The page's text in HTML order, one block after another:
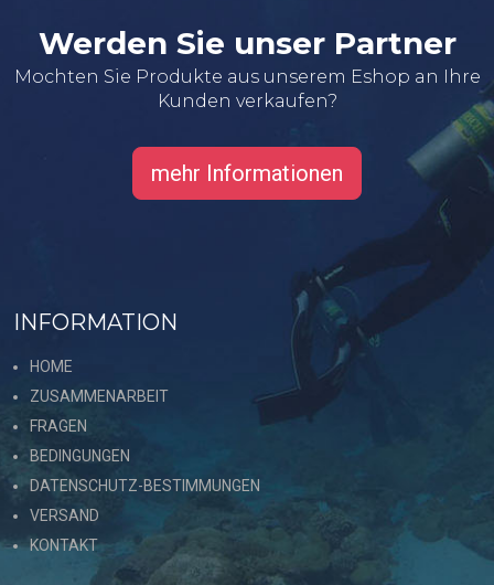
Werden Sie unser Partner
Mochten Sie Produkte aus unserem Eshop an Ihre
Kunden verkaufen?
mehr Informationen
INFORMATION
HOME
ZUSAMMENARBEIT
FRAGEN
BEDINGUNGEN
DATENSCHUTZ-BESTIMMUNGEN
VERSAND
KONTAKT